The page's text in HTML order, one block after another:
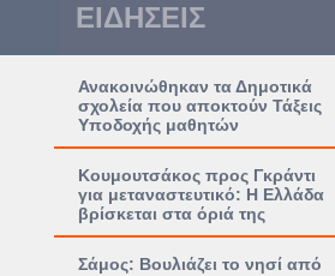
ΕΙΔΗΣΕΙΣ
Ανακοινώθηκαν τα Δημοτικά
σχολεία που αποκτούν Τάξεις
Υποδοχής μαθητών
Κουμουτσάκος προς Γκράντι
για μεταναστευτικό: Η Ελλάδα
βρίσκεται στα όριά της
Σάμος: Βουλιάζει το νησί από